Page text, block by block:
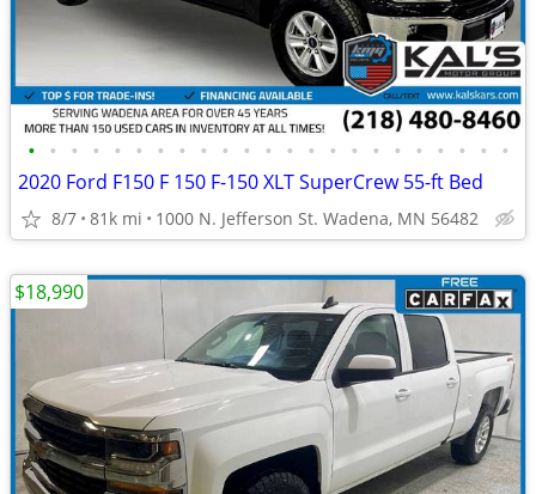
• • • • • • • • • • • • • • • • • • • • • • •
2020 Ford F150 F 150 F-150 XLT SuperCrew 55-ft Bed
8/7 81k mi 1000 N. Jefferson St. Wadena, MN 56482
$18,990